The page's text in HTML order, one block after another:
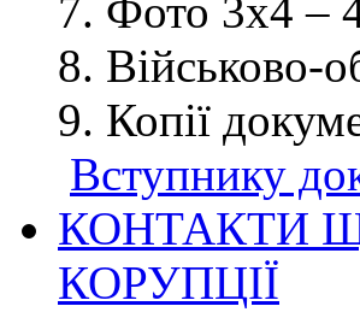
Фото 3х4 –
Військово-
Копії
Вступнику
КОНТАКТИ
КОРУПЦІЇ